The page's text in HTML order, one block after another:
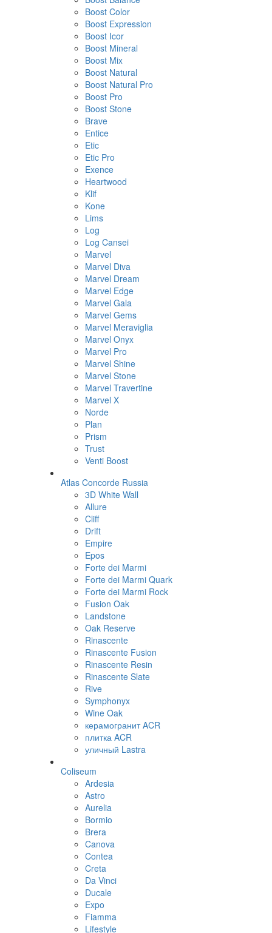
Boost Color
Boost Expression
Boost Icor
Boost Mineral
Boost Mix
Boost Natural
Boost Natural Pro
Boost Pro
Boost Stone
Brave
Entice
Etic
Etic Pro
Exence
Heartwood
Klif
Kone
Lims
Log
Log Cansei
Marvel
Marvel Diva
Marvel Dream
Marvel Edge
Marvel Gala
Marvel Gems
Marvel Meraviglia
Marvel Onyx
Marvel Pro
Marvel Shine
Marvel Stone
Marvel Travertine
Marvel X
Norde
Plan
Prism
Trust
Venti Boost
Atlas Concorde Russia
3D White Wall
Allure
Cliff
Drift
Empire
Epos
Forte dei Marmi
Forte dei Marmi Quark
Forte dei Marmi Rock
Fusion Oak
Landstone
Oak Reserve
Rinascente
Rinascente Fusion
Rinascente Resin
Rinascente Slate
Rive
Symphonyx
Wine Oak
керамогранит ACR
плитка ACR
уличный Lastra
Coliseum
Ardesia
Astro
Aurelia
Bormio
Brera
Canova
Contea
Creta
Da Vinci
Ducale
Expo
Fiamma
Lifestyle